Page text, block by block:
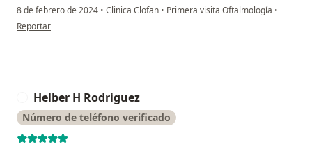
8 de febrero de 2024 • Clinica Clofan • Primera visita Oftalmología •
en opinión del usuario Cs
Reportar
Helber H Rodriguez
Número de teléfono verificado